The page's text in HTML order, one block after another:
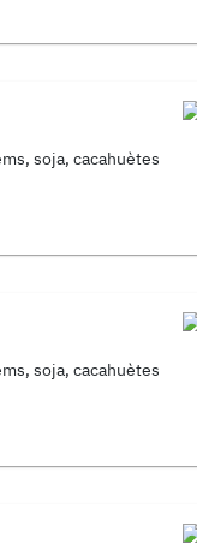
soja, cacahuètes
soja, cacahuètes